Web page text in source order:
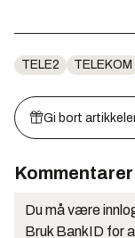
TELE2 TELEKOM
Gi bort
Kommentarer
Du må være
Bruk BankID for